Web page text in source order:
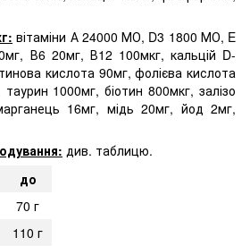
вітаміни А 24000 МО, D3 1800 МО, E
В6 20мг, В12 100мкг, кальцій D-
кислота 90мг, фолієва кислота
1000мг, біотин 800мкг, залізо
16мг, мідь 20мг, йод 2мг,
див. таблицю.
до
70 г
110 г